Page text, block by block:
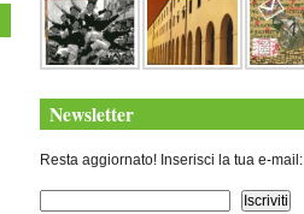
Newsletter
Resta aggiornato! Inserisci la tua e-mail: